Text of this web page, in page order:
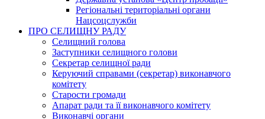
Регіональні територіальні органи
Нацсоцслужби
ПРО СЕЛИЩНУ РАДУ
Селищний голова
Заступники селищного голови
Секретар селищної ради
Керуючий справами (секретар) виконавчого
комітету
Старости громади
Апарат ради та її виконавчого комітету
Виконавчі органи